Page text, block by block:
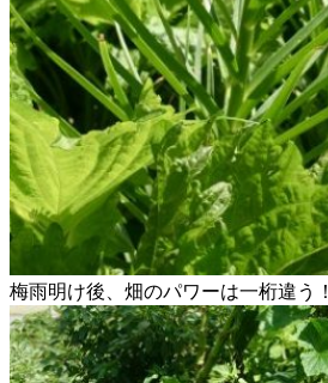
梅雨明け後、畑のパワーは一桁違う！